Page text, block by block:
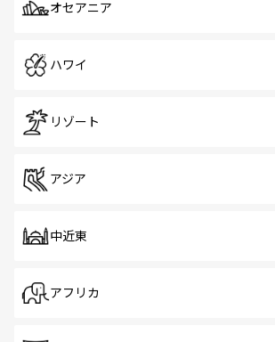
オセアニア
ハワイ
リゾート
アジア
中近東
アフリカ